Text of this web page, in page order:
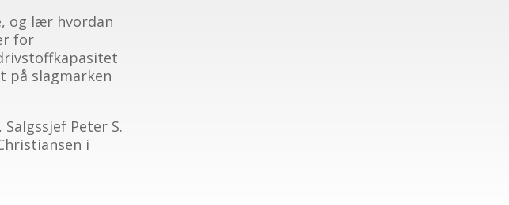
og lær hvordan
for
på slagmarken
Peter S.
i